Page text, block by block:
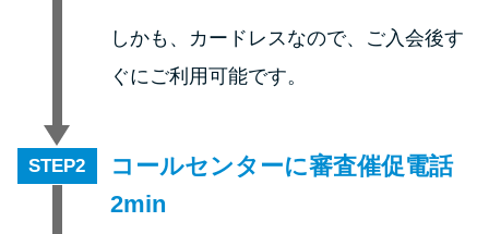
ブラックでもお金を借りるに
は？3つの判断基準と工面法
アコムはブラックでも審査に通
方法
しかも、カードレスなので、ご入会後す
ぐにご利用可能です。
STEP
コールセンターに審査催促電話
2min